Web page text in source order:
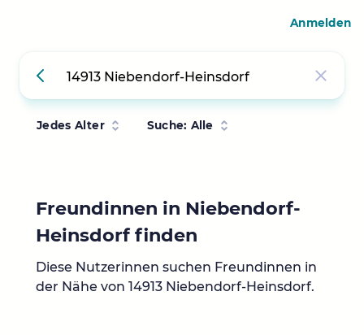
Jedes Alter Suche: Alle
Freundinnen in Niebendorf-
Heinsdorf finden
Diese Nutzerinnen suchen Freundinnen in
der Nähe von 14913 Niebendorf-Heinsdorf.
Anmelden